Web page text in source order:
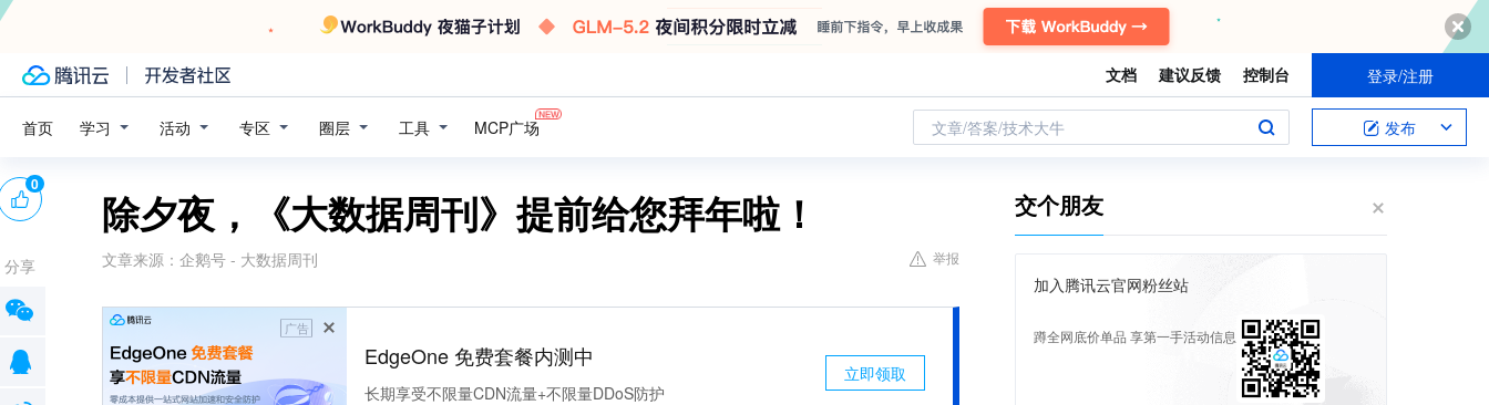
文档 建议反馈 控制台 登录/注册
首页 学习 活动 专区 圈层 工具 MCP广场 文章/答案/技术大牛 发布
除夕夜，《大数据周刊》提前给您拜年啦！
文章来源： 企鹅号 - 大数据周刊 举报
广告
EdgeOne 免费套餐内测中
长期享受不限量CDN流量+不限量DDoS防护
立即领取
0
分享
交个朋友
加入腾讯云官网粉丝站
蹲全网底价单品 享第一手活动信息